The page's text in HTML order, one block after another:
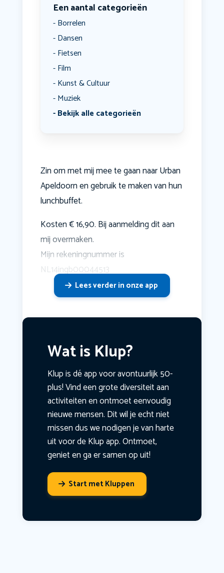
Een aantal categorieën
Borrelen
Dansen
Fietsen
Film
Kunst & Cultuur
Muziek
Bekijk alle categorieën
Zin om met mij mee te gaan naar Urban
Apeldoorn en gebruik te maken van hun
lunchbuffet.
Kosten € 16,90. Bij aanmelding dit aan
mij overmaken.
Mijn rekeningnummer is
NL14ingb00044513
Lees verder in onze app
Wat is Klup?
Klup is dé app voor avontuurlijk 50-
plus! Vind een grote diversiteit aan
activiteiten en ontmoet eenvoudig
nieuwe mensen. Dit wil je echt niet
missen dus we nodigen je van harte
uit voor de Klup app. Ontmoet,
geniet en ga er samen op uit!
Start met Kluppen